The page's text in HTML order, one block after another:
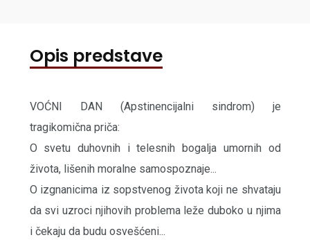
Opis predstave
VOĆNI DAN (Apstinencijalni sindrom) je
tragikomična priča:
O svetu duhovnih i telesnih bogalja umornih od
života, lišenih moralne samospoznaje...
O izgnanicima iz sopstvenog života koji ne shvataju
da svi uzroci njihovih problema leže duboko u njima
i čekaju da budu osvešćeni...